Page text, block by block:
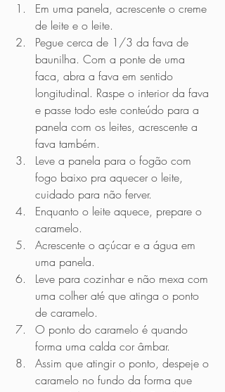
Em uma panela, acrescente o creme
de leite e o leite.
Pegue cerca de 1/3 da fava de
baunilha. Com a ponte de uma
faca, abra a fava em sentido
longitudinal. Raspe o interior da fava
e passe todo este conteúdo para a
panela com os leites, acrescente a
fava também.
Leve a panela para o fogão com
fogo baixo pra aquecer o leite,
cuidado para não ferver.
Enquanto o leite aquece, prepare o
caramelo.
Acrescente o açúcar e a água em
uma panela.
Leve para cozinhar e não mexa com
uma colher até que atinga o ponto
de caramelo.
O ponto do caramelo é quando
forma uma calda cor âmbar.
Assim que atingir o ponto, despeje o
caramelo no fundo da forma que